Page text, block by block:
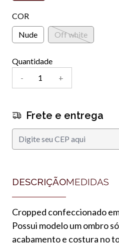
COR
Nude
Off white
Quantidade
-
+
Frete e entrega
DESCRIÇÃOMEDIDAS
Cropped confeccionado
Possui modelo um ombro
acabamento e costura no